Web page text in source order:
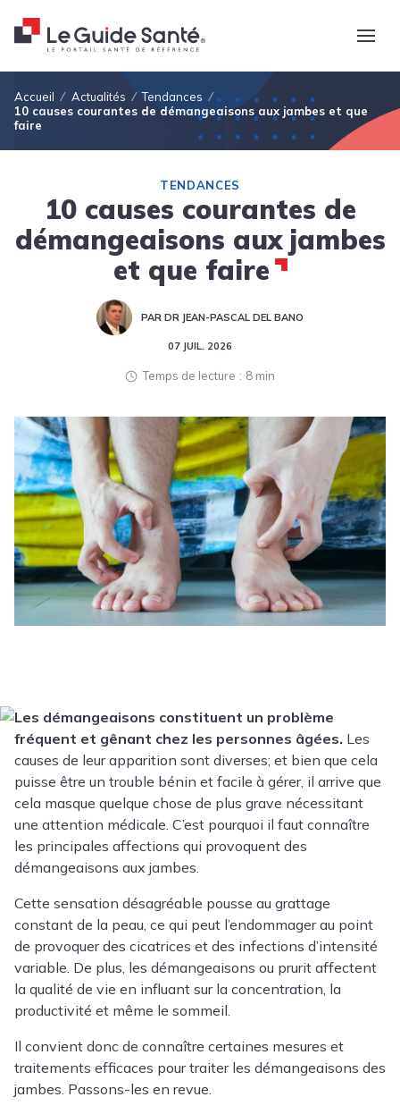
Fil d'Ariane
Accueil Actualités
Tendances
10 causes courantes de démangeaisons aux jambes et que
faire
TENDANCES
10 causes courantes de
démangeaisons aux jambes
et que faire
PAR DR JEAN-PASCAL DEL BANO
07 JUIL. 2026
Temps de lecture 8 min
Les démangeaisons constituent un problème
fréquent et gênant chez les personnes âgées. Les
causes de leur apparition sont diverses; et bien que cela
puisse être un trouble bénin et facile à gérer, il arrive que
cela masque quelque chose de plus grave nécessitant
une attention médicale. C’est pourquoi il faut connaître
les principales affections qui provoquent des
démangeaisons aux jambes.
Cette sensation désagréable pousse au grattage
constant de la peau, ce qui peut l’endommager au point
de provoquer des cicatrices et des infections d’intensité
variable. De plus, les démangeaisons ou prurit affectent
la qualité de vie en influant sur la concentration, la
productivité et même le sommeil.
Il convient donc de connaître certaines mesures et
traitements efficaces pour traiter les démangeaisons des
jambes. Passons-les en revue.